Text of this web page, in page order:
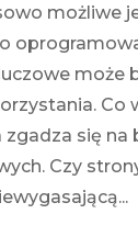
możliwe
może
Co
się na
Czy